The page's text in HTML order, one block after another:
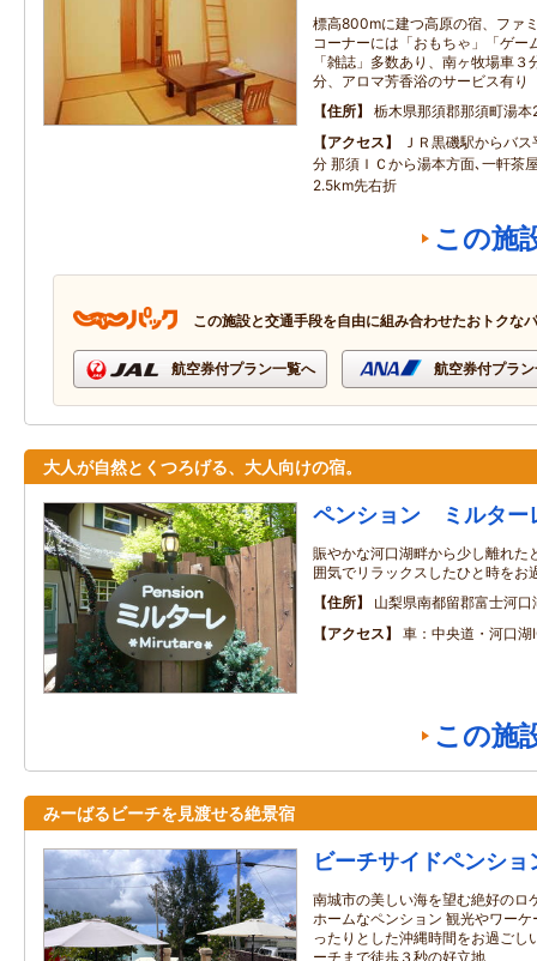
標高800mに建つ高原の宿、ファ
コーナーには「おもちゃ」「ゲー
「雑誌」多数あり、南ヶ牧場車
分、アロマ芳香浴のサービス有り
住所
栃木県那須郡那須町湯
アクセス
ＪＲ黒磯駅からバ
分 那須ＩＣから湯本方面､一軒茶
2.5km先右折
この施
この施設と交通手段を自由に組み合わせたおトクな
航空券付プラン一覧へ 航空券付プラ
大人が自然とくつろげる、大人向けの宿。
ペンション ミルター
賑やかな河口湖畔から少し離れた
囲気でリラックスしたひと時をお
住所
山梨県南都留郡富士河
アクセス
車：中央道・河口
この施
みーばるビーチを見渡せる絶景宿
ビーチサイドペンショ
南城市の美しい海を望む絶好のロ
ホームなペンション 観光やワー
ったりとした沖縄時間をお過ごし
ーチまで徒歩３秒の好立地